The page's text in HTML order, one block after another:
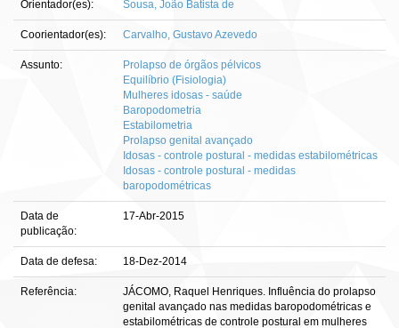
Orientador(es): Sousa, João Batista de
Coorientador(es): Carvalho, Gustavo Azevedo
Assunto:
Prolapso de órgãos pélvicos
Equilíbrio (Fisiologia)
Mulheres idosas - saúde
Baropodometria
Estabilometria
Prolapso genital avançado
Idosas - controle postural - medidas estabilométricas
Idosas - controle postural - medidas
baropodométricas
Data de
publicação:
17-Abr-2015
Data de defesa: 18-Dez-2014
Referência:
JÁCOMO, Raquel Henriques. Influência do prolapso
genital avançado nas medidas baropodométricas e
estabilométricas de controle postural em mulheres